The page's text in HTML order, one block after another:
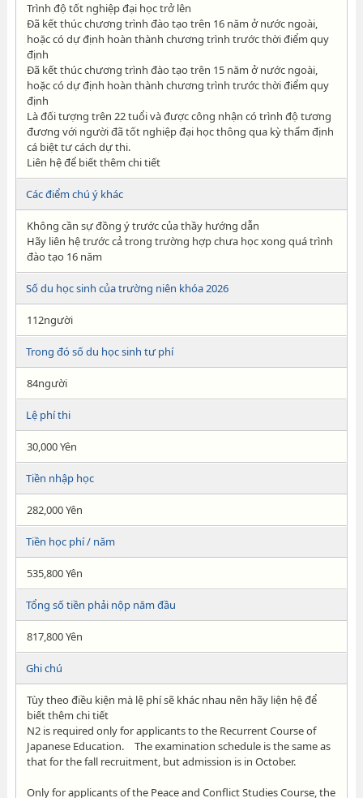
Trình độ tốt nghiệp đại học trở lên
Đã kết thúc chương trình đào tạo trên 16 năm ở nước ngoài,
hoặc có dự định hoàn thành chương trình trước thời điểm quy
định
Đã kết thúc chương trình đào tạo trên 15 năm ở nước ngoài,
hoặc có dự định hoàn thành chương trình trước thời điểm quy
định
Là đối tượng trên 22 tuổi và được công nhận có trình độ tương
đương với người đã tốt nghiệp đại học thông qua kỳ thẩm định
cá biệt tư cách dự thi.
Liên hệ để biết thêm chi tiết
Các điểm chú ý khác
Không cần sự đồng ý trước của thầy hướng dẫn
Hãy liên hệ trước cả trong trường hợp chưa học xong quá trình
đào tạo 16 năm
Số du học sinh của trường niên khóa 2026
112người
Trong đó số du học sinh tư phí
84người
Lệ phí thi
30,000 Yên
Tiền nhập học
282,000 Yên
Tiền học phí / năm
535,800 Yên
Tổng số tiền phải nộp năm đầu
817,800 Yên
Ghi chú
Tùy theo điều kiện mà lệ phí sẽ khác nhau nên hãy liện hệ để
biết thêm chi tiết
N2 is required only for applicants to the Recurrent Course of
Japanese Education. The examination schedule is the same as
that for the fall recruitment, but admission is in October.
Only for applicants of the Peace and Conflict Studies Course, the